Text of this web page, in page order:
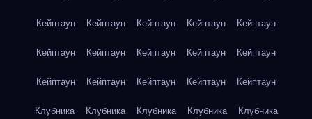
Кейптаун Кейптаун Кейптаун Кейптаун Кейптаун
Кейптаун Кейптаун Кейптаун Кейптаун Кейптаун
Кейптаун Кейптаун Кейптаун Кейптаун Кейптаун
Клубника Клубника Клубника Клубника Клубника